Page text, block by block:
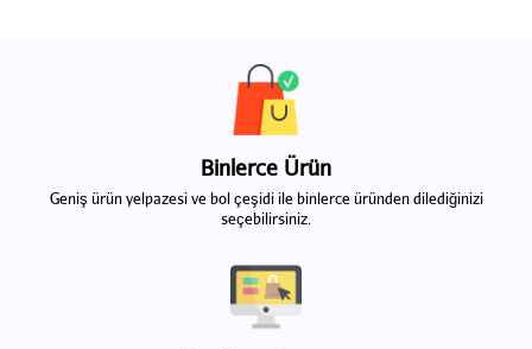
Binlerce Ürün
Geniş ürün yelpazesi ve bol çeşidi ile binlerce üründen dilediğinizi
seçebilirsiniz.